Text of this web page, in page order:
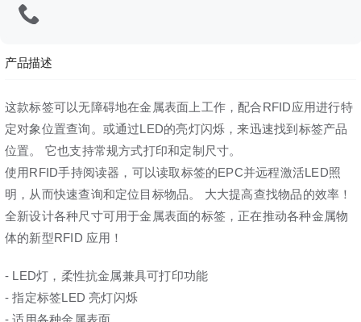
产品描述
这款标签可以无障碍地在金属表面上工作，配合RFID应用进行特
定对象位置查询。或通过LED的亮灯闪烁，来迅速找到标签产品
位置。 它也支持常规方式打印和定制尺寸。
使用RFID手持阅读器，可以读取标签的EPC并远程激活LED照
明，从而快速查询和定位目标物品。 大大提高查找物品的效率！
全新设计各种尺寸可用于金属表面的标签，正在推动各种金属物
体的新型RFID 应用！
- LED灯，柔性抗金属兼具可打印功能
- 指定标签LED 亮灯闪烁
- 适用各种金属表面